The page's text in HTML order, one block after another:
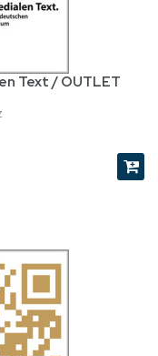
Text / OUTLET